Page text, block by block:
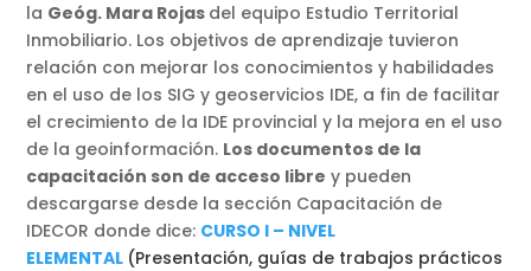
la Geóg. Mara Rojas del equipo Estudio Territorial
Inmobiliario. Los objetivos de aprendizaje tuvieron
relación con mejorar los conocimientos y habilidades
en el uso de los SIG y geoservicios IDE, a fin de facilitar
el crecimiento de la IDE provincial y la mejora en el uso
de la geoinformación. Los documentos de la
capacitación son de acceso libre y pueden
descargarse desde la sección Capacitación de
IDECOR donde dice: CURSO I – NIVEL
ELEMENTAL (Presentación, guías de trabajos prácticos